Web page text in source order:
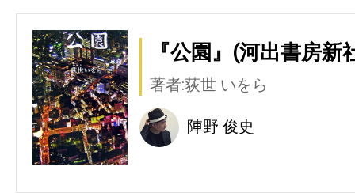
『公園』(河出書房新
著者:荻世 いをら
陣野 俊史